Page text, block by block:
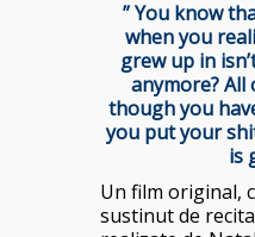
” You know
when you
grew up in
anymore? All
though you
you put your
is
Un film original,
sustinut de